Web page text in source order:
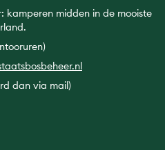
kamperen midden in de mooiste
dan via mail)